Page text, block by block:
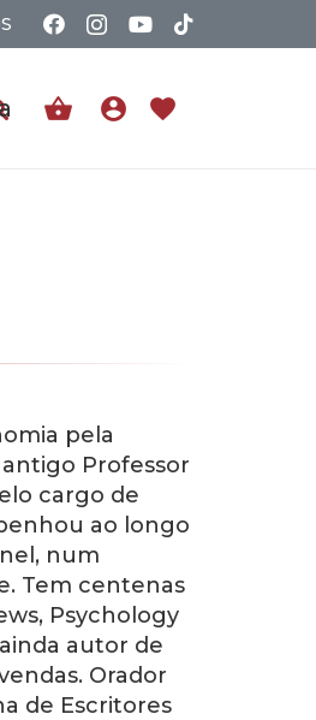
shopping_basket account_circle favorite
pela
Professor
cargo de
ao longo
num
Tem centenas
, Psychology
ainda autor de
Orador
de Escritores